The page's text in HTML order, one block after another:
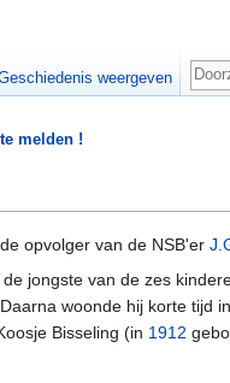
melden !
opvolger van de NSB'er
jongste van de zes
woonde hij korte tijd
Bisseling (in 1912
weergeven